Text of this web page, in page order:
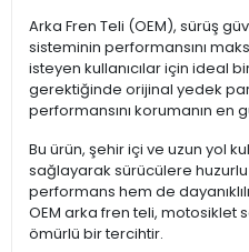
Arka Fren Teli (OEM), sürüş
sisteminin performansını
isteyen kullanıcılar için ideal
gerektiğinde orijinal yedek
performansını korumanın en
Bu ürün, şehir içi ve uzun yol
sağlayarak sürücülere
performans hem de
OEM arka fren teli, motosiklet
ömürlü bir tercihtir.